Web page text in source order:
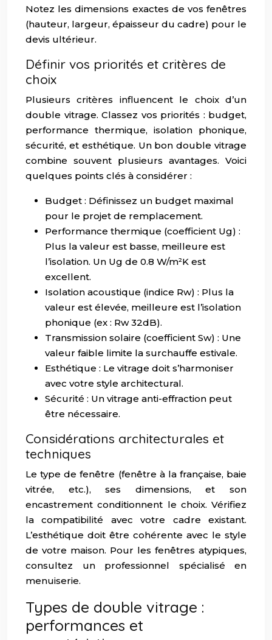
Notez les dimensions exactes de vos fenêtres
(hauteur, largeur, épaisseur du cadre) pour le
devis ultérieur.
Définir vos priorités et critères de
choix
Plusieurs critères influencent le choix d’un
double vitrage. Classez vos priorités : budget,
performance thermique, isolation phonique,
sécurité, et esthétique. Un bon double vitrage
combine souvent plusieurs avantages. Voici
quelques points clés à considérer :
Budget : Définissez un budget maximal
pour le projet de remplacement.
Performance thermique (coefficient Ug) :
Plus la valeur est basse, meilleure est
l’isolation. Un Ug de 0.8 W/m²K est
excellent.
Isolation acoustique (indice Rw) : Plus la
valeur est élevée, meilleure est l’isolation
phonique (ex : Rw 32dB).
Transmission solaire (coefficient Sw) : Une
valeur faible limite la surchauffe estivale.
Esthétique : Le vitrage doit s’harmoniser
avec votre style architectural.
Sécurité : Un vitrage anti-effraction peut
être nécessaire.
Considérations architecturales et
techniques
Le type de fenêtre (fenêtre à la française, baie
vitrée, etc.), ses dimensions, et son
encastrement conditionnent le choix. Vérifiez
la compatibilité avec votre cadre existant.
L’esthétique doit être cohérente avec le style
de votre maison. Pour les fenêtres atypiques,
consultez un professionnel spécialisé en
menuiserie.
Types de double vitrage :
performances et